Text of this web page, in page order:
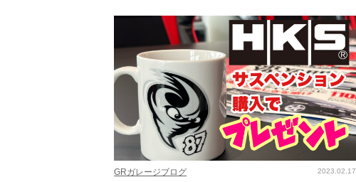
GRガレージブログ 2023.02.17